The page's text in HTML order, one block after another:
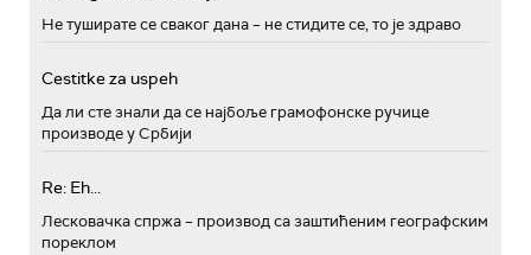
Не туширате се сваког дана – не стидите се, то је здраво
Cestitke za uspeh
Да ли сте знали да се најбоље грамофонске ручице
производе у Србији
Re: Eh...
Лесковачка спржа – производ са заштићеним географским
пореклом